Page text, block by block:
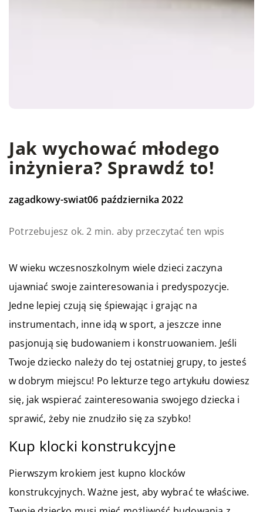
Jak wychować młodego
inżyniera? Sprawdź to!
zagadkowy-swiat06 października 2022
Potrzebujesz ok. 2 min. aby przeczytać ten wpis
W wieku wczesnoszkolnym wiele dzieci zaczyna
ujawniać swoje zainteresowania i predyspozycje.
Jedne lepiej czują się śpiewając i grając na
instrumentach, inne idą w sport, a jeszcze inne
pasjonują się budowaniem i konstruowaniem. Jeśli
Twoje dziecko należy do tej ostatniej grupy, to jesteś
w dobrym miejscu! Po lekturze tego artykułu dowiesz
się, jak wspierać zainteresowania swojego dziecka i
sprawić, żeby nie znudziło się za szybko!
Kup klocki konstrukcyjne
Pierwszym krokiem jest kupno klocków
konstrukcyjnych. Ważne jest, aby wybrać te właściwe.